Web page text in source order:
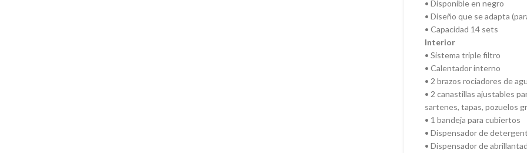
• Disponible en negro
• Diseño que se adapta
• Capacidad 14 sets
Interior
• Sistema triple filtro
• Calentador interno
• 2 brazos rociadores de
• 2 canastillas ajustables
sartenes, tapas, pozuelos
• 1 bandeja para cubiertos
• Dispensador de
• Dispensador de